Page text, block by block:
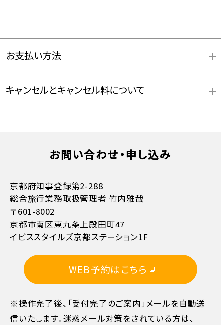
お支払い方法
キャンセルとキャンセル料について
11日目に当たる日以前
10日目に当たる日以前
7日目に当たる日以前 30%
お問い合わせ・申し込み
京都府知事登録第2-288
総合旅行業務取扱管理者 竹内雅哉
〒601-8002
京都市南区東九条上殿田町47
イビススタイルズ京都ステーション1F
WEB予約はこちら
※操作完了後、「受付完了のご案内」メールを自動送
信いたします。迷惑メール対策をされている方は､